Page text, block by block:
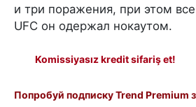
и три поражения, при этом
UFC он одержал нокаутом.
Komissiyasız kredit sifariş et!
Попробуй подписку Trend Premium